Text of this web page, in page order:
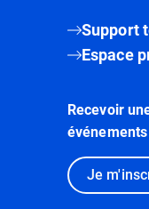
Support
Espace
Recevoir
Je